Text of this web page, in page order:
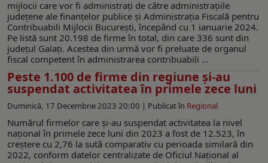
mijlocii care vor fi administrați de către administrațiile
județene ale finanțelor publice și Administrația Fiscală pentru
Contribuabili Mijlocii București, începând cu 1 ianuarie 2024.
Pe listă sunt 20.198 de firme în total, din care 336 sunt din
județul Galați. Acestea din urmă vor fi preluate de organul
fiscal competent în administrarea contribuabili ...
Peste 1.100 de firme din regiune și-au
suspendat activitatea în primele zece luni
Duminică, 17 Decembrie 2023 20:00 | Publicat în Regional
Numărul firmelor care şi-au suspendat activitatea la nivel
național în primele zece luni din 2023 a fost de 12.523, în
creştere cu 2,76 la sută comparativ cu perioada similară din
2022, conform datelor centralizate de Oficiul Naţional al